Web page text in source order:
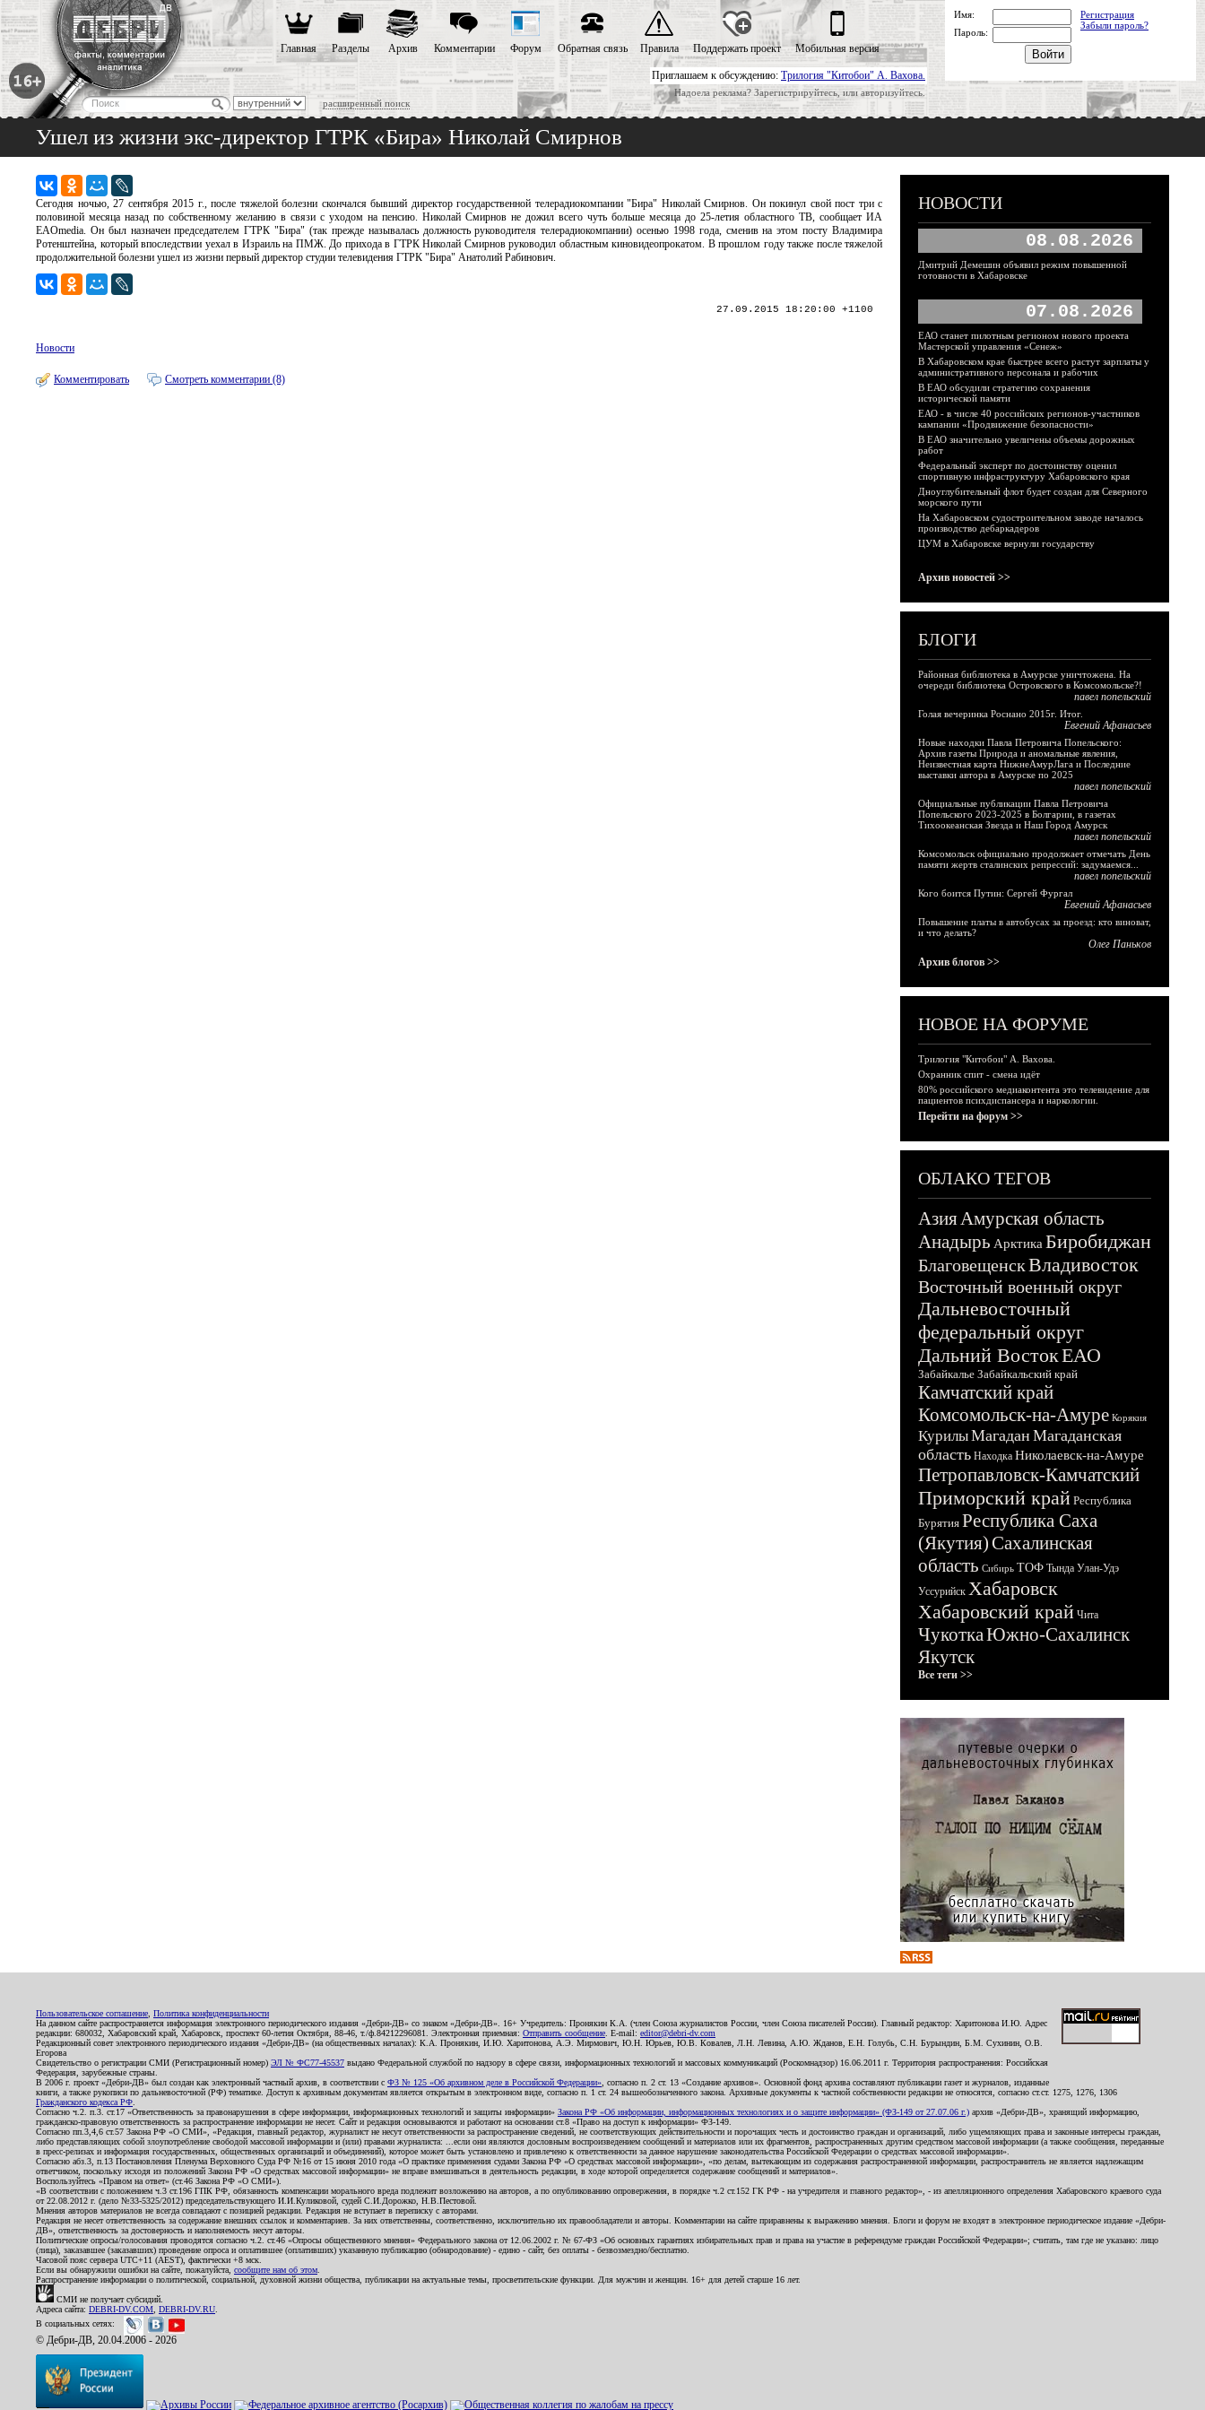
Приглашаем к обсуждению: Трилогия "Китобои" А. Вахова.
Надоела реклама? Зарегистрируйтесь, или авторизуйтесь.
расширенный поиск
Главная Разделы Архив Комментарии Форум Обратная связь Правила Поддержать проект Мобильная версия
Имя:
Регистрация
Забыли пароль?
Пароль:
Ушел из жизни экс-директор ГТРК «Бира» Николай Смирнов
Сегодня ночью, 27 сентября 2015 г., после тяжелой болезни скончался бывший директор государственной телерадиокомпании "Бира" Николай Смирнов. Он покинул свой пост три с
половиной месяца назад по собственному желанию в связи с уходом на пенсию. Николай Смирнов не дожил всего чуть больше месяца до 25-летия областного ТВ, сообщает ИА
EAOmedia. Он был назначен председателем ГТРК "Бира" (так прежде называлась должность руководителя телерадиокомпании) осенью 1998 года, сменив на этом посту Владимира
Ротенштейна, который впоследствии уехал в Израиль на ПМЖ. До прихода в ГТРК Николай Смирнов руководил областным киновидеопрокатом. В прошлом году также после тяжелой
продолжительной болезни ушел из жизни первый директор студии телевидения ГТРК "Бира" Анатолий Рабинович.
27.09.2015 18:20:00 +1100
Новости
Комментировать Смотреть комментарии (8)
НОВОСТИ
08.08.2026
Дмитрий Демешин объявил режим повышенной
готовности в Хабаровске
07.08.2026
ЕАО станет пилотным регионом нового проекта
Мастерской управления «Сенеж»
В Хабаровском крае быстрее всего растут зарплаты у
административного персонала и рабочих
В ЕАО обсудили стратегию сохранения
исторической памяти
ЕАО - в числе 40 российских регионов-участников
кампании «Продвижение безопасности»
В ЕАО значительно увеличены объемы дорожных
работ
Федеральный эксперт по достоинству оценил
спортивную инфраструктуру Хабаровского края
Дноуглубительный флот будет создан для Северного
морского пути
На Хабаровском судостроительном заводе началось
производство дебаркадеров
ЦУМ в Хабаровске вернули государству
Архив новостей >>
БЛОГИ
Районная библиотека в Амурске уничтожена. На
очереди библиотека Островского в Комсомольске?!
павел попельский
Голая вечеринка Роснано 2015г. Итог.
Евгений Афанасьев
Новые находки Павла Петровича Попельского:
Архив газеты Природа и аномальные явления,
Неизвестная карта НижнеАмурЛага и Последние
выставки автора в Амурске по 2025
павел попельский
Официальные публикации Павла Петровича
Попельского 2023-2025 в Болгарии, в газетах
Тихоокеанская Звезда и Наш Город Амурск
павел попельский
Комсомольск официально продолжает отмечать День
памяти жертв сталинских репрессий: задумаемся...
павел попельский
Кого боится Путин: Сергей Фургал
Евгений Афанасьев
Повышение платы в автобусах за проезд: кто виноват,
и что делать?
Олег Паньков
Архив блогов >>
НОВОЕ НА ФОРУМЕ
Трилогия "Китобои" А. Вахова.
Охранник спит - смена идёт
80% российского медиаконтента это телевидение для
пациентов психдиспансера и наркологии.
Перейти на форум >>
ОБЛАКО ТЕГОВ
АзияАмурская область
Анадырь Арктика Биробиджан
БлаговещенскВладивосток
Восточный военный округ
Дальневосточный
федеральный округ
Дальний ВостокЕАО
Забайкалье Забайкальский край
Камчатский край
Комсомольск-на-Амуре Корякия
КурилыМагадан Магаданская
область Находка Николаевск-на-Амуре
Петропавловск-Камчатский
Приморский край Республика
Бурятия Республика Саха
(Якутия)Сахалинская
область Сибирь ТОФ Тында Улан-Удэ
Уссурийск Хабаровск
Хабаровский край Чита
ЧукоткаЮжно-Сахалинск
Якутск
Все теги >>
Пользовательское соглашение Политика конфиденциальности
На данном сайте распространяется информация электронного периодического издания «Дебри-ДВ» со знаком «Дебри-ДВ». 16+ Учредитель: Пронякин К.А. (член Союза журналистов России, член Союза писателей России). Главный редактор: Харитонова И.Ю. Адрес
редакции: 680032, Хабаровский край, Хабаровск, проспект 60-летия Октября, 88-46, т./ф.84212296081. Электронная приемная: Отправить сообщение . E-mail: editor@debri-dv.com
Редакционный совет электронного периодического издания «Дебри-ДВ» (на общественных началах): К.А. Пронякин, И.Ю. Харитонова, А.Э. Мирмович, Ю.Н. Юрьев, Ю.В. Ковалев, Л.Н. Левина, А.Ю. Жданов, Е.Н. Голубь, С.Н. Бурындин, Б.М. Сухинин, О.В.
Егорова
Свидетельство о регистрации СМИ (Регистрационный номер) ЭЛ № ФС77-45537 выдано Федеральной службой по надзору в сфере связи, информационных технологий и массовых коммуникаций (Роскомнадзор) 16.06.2011 г. Территория распространения: Российская
Федерация, зарубежные страны.
В 2006 г. проект «Дебри-ДВ» был создан как электронный частный архив, в соответствии с ФЗ № 125 «Об архивном деле в Российской Федерации» , согласно п. 2 ст. 13 «Создание архивов». Основной фонд архива составляют публикации газет и журналов, изданные
книги, а также рукописи по дальневосточной (РФ) тематике. Доступ к архивным документам является открытым в электронном виде, согласно п. 1 ст. 24 вышеобозначенного закона. Архивные документы к частной собственности редакции не относятся, согласно ст.ст. 1275, 1276, 1306
Гражданского кодекса РФ
Согласно ч.2. п.3. ст.17 «Ответственность за правонарушения в сфере информации, информационных технологий и защиты информации» Закона РФ «Об информации, информационных технологиях и о защите информации» (ФЗ-149 от 27.07.06 г.) архив «Дебри-ДВ», хранящий информацию,
гражданско-правовую ответственность за распространение информации не несет. Сайт и редакция основываются и работают на основании ст.8 «Право на доступ к информации» ФЗ-149.
Согласно пп.3,4,6 ст.57 Закона РФ «О СМИ», «Редакция, главный редактор, журналист не несут ответственности за распространение сведений, не соответствующих действительности и порочащих честь и достоинство граждан и организаций, либо ущемляющих права и законные интересы граждан,
либо представляющих собой злоупотребление свободой массовой информации и (или) правами журналиста: ...если они являются дословным воспроизведением сообщений и материалов или их фрагментов, распространенных другим средством массовой информации (а также сообщения, переданные
в пресс-релизах и информация государственных, общественных организаций и объединений), которое может быть установлено и привлечено к ответственности за данное нарушение законодательства Российской Федерации о средствах массовой информации».
Согласно абз.3, п.13 Постановления Пленума Верховного Суда РФ №16 от 15 июня 2010 года «О практике применения судами Закона РФ «О средствах массовой информации», «по делам, вытекающим из содержания распространенной информации, распространитель не является надлежащим
ответчиком, поскольку исходя из положений Закона РФ «О средствах массовой информации» не вправе вмешиваться в деятельность редакции, в ходе которой определяется содержание сообщений и материалов».
Воспользуйтесь «Правом на ответ» (ст.46 Закона РФ «О СМИ»).
«В соответствии с положением ч.3 ст.196 ГПК РФ, обязанность компенсации морального вреда подлежит возложению на авторов, а по опубликованию опровержения, в порядке ч.2 ст.152 ГК РФ - на учредителя и главного редактор», - из апелляционного определения Хабаровского краевого суда
от 22.08.2012 г. (дело №33-5325/2012) председательствующего И.И.Куликовой, судей С.И.Дорожко, Н.В.Пестовой.
Мнения авторов материалов не всегда совпадают с позицией редакции. Редакция не вступает в переписку с авторами.
Редакция не несет ответственность за содержание внешних ссылок и комментариев. За них ответственны, соответственно, исключительно их правообладатели и авторы. Комментарии на сайте приравнены к выражению мнения. Блоги и форум не входят в электронное периодическое издание «Дебри-
ДВ», ответственность за достоверность и наполняемость несут авторы.
Политические опросы/голосования проводятся согласно ч.2. ст.46 «Опросы общественного мнения» Федерального закона от 12.06.2002 г. № 67-ФЗ «Об основных гарантиях избирательных прав и права на участие в референдуме граждан Российской Федерации»; считать, там где не указано: лицо
(лица), заказавшее (заказавших) проведение опроса и оплатившее (оплативших) указанную публикацию (обнародование) - едино - сайт, без оплаты - безвозмездно/бесплатно.
Часовой пояс сервера UTC+11 (AEST), фактически +8 мск.
Если вы обнаружили ошибки на сайте, пожалуйста, сообщите нам об этом
Распространение информации о политической, социальной, духовной жизни общества, публикации на актуальные темы, просветительские функции. Для мужчин и женщин. 16+ для детей старше 16 лет.
СМИ не получает субсидий.
Адреса сайта: DEBRI-DV.COM DEBRI-DV.RU
В социальных сетях:
© Дебри-ДВ, 20.04.2006 - 2026